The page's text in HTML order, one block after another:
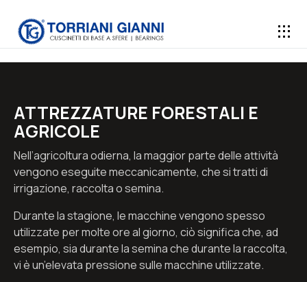
ATTREZZATURE FORESTALI E
AGRICOLE
Nell’agricoltura odierna, la maggior parte delle attività
vengono eseguite meccanicamente, che si tratti di
irrigazione, raccolta o semina.
Durante la stagione, le macchine vengono spesso
utilizzate per molte ore al giorno, ciò significa che, ad
esempio, sia durante la semina che durante la raccolta,
vi è un’elevata pressione sulle macchine utilizzate.